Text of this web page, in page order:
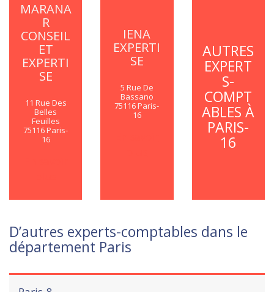
MARANA
R
CONSEIL
ET
EXPERTI
SE
11 Rue Des
Belles
Feuilles
75116 Paris-
16
IENA
EXPERTI
SE
5 Rue De
Bassano
75116 Paris-
16
AUTRES
EXPERT
S-
COMPT
ABLES À
PARIS-
16
D’autres experts-comptables dans le
département Paris